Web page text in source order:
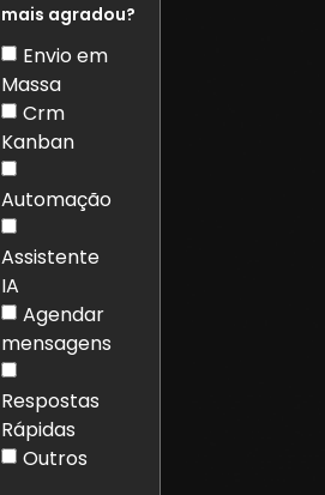
mais agradou?
Envio em
Massa
Crm
Kanban
Automação
Assistente
IA
Agendar
mensagens
Respostas
Rápidas
Outros